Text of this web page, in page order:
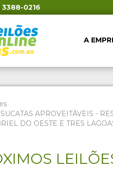
3388-0216
A
APROVEITÁVEIS -
DO OESTE E TRES